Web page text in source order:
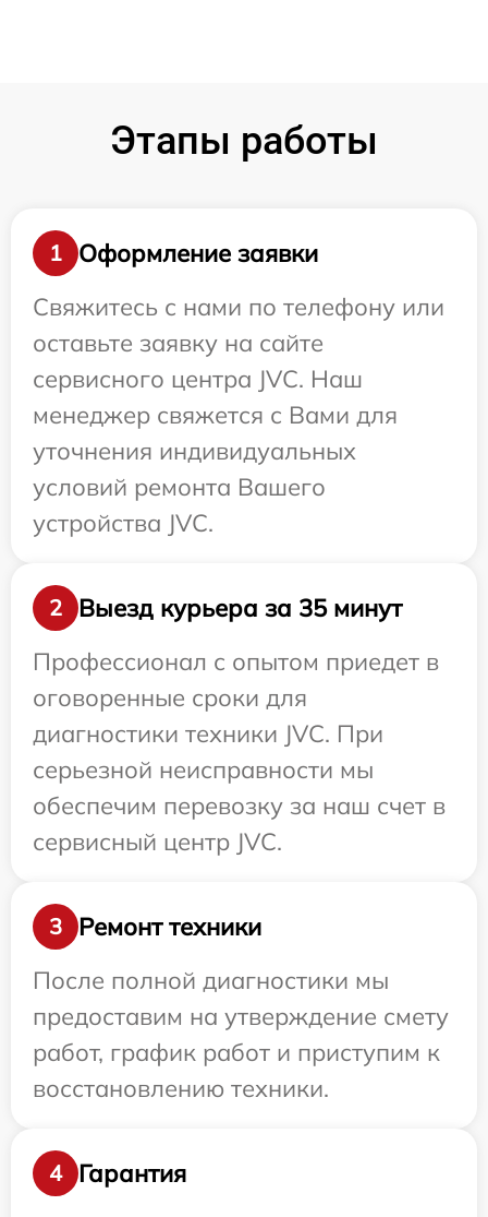
Этапы работы
1
Оформление заявки
Свяжитесь с нами по телефону или
оставьте заявку на сайте
сервисного центра JVC. Наш
менеджер свяжется с Вами для
уточнения индивидуальных
условий ремонта Вашего
устройства JVC.
2
Выезд курьера за 35 минут
Профессионал с опытом приедет в
оговоренные сроки для
диагностики техники JVC. При
серьезной неисправности мы
обеспечим перевозку за наш счет в
сервисный центр JVC.
3
Ремонт техники
После полной диагностики мы
предоставим на утверждение смету
работ, график работ и приступим к
восстановлению техники.
4
Гарантия